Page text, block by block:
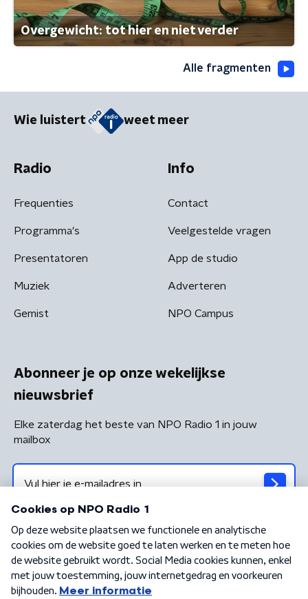
Overgewicht: tot hier en niet verder
Alle fragmenten
Wie luistert weet meer
Radio
Frequenties
Programma's
Presentatoren
Muziek
Gemist
Info
Contact
Veelgestelde vragen
App de studio
Adverteren
NPO Campus
Abonneer je op onze wekelijkse
nieuwsbrief
Elke zaterdag het beste van NPO Radio 1 in jouw
mailbox
Algemene voorwaarden